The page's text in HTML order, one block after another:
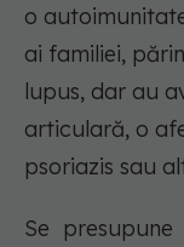
o
ai familiei,
lupus, dar au
articulară, o
psoriazis sau
Se